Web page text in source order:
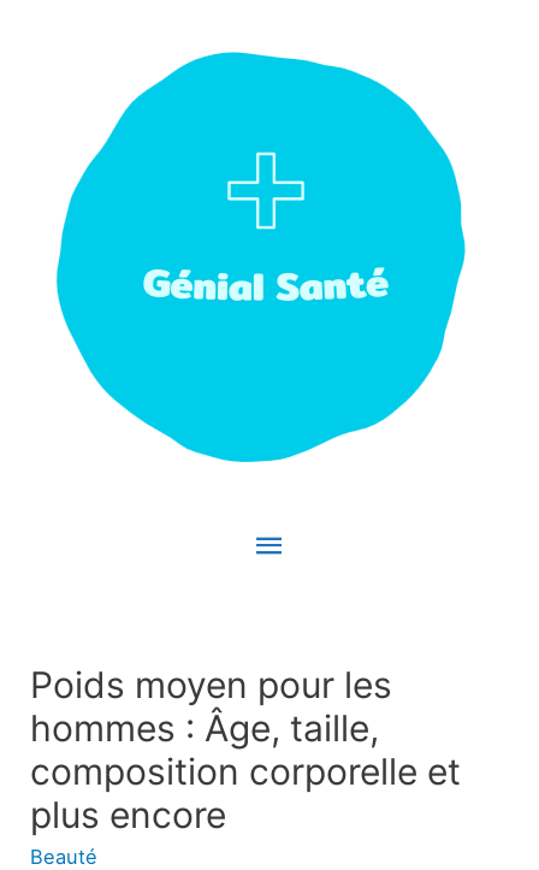
Menu
Poids moyen pour les
hommes : Âge, taille,
composition corporelle et
plus encore
Beauté